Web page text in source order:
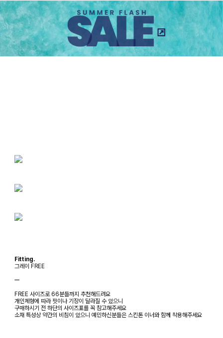
Fitting.
그레이 FREE
ㅡ
FREE 사이즈로 66분들까지 추천해드려요
개인체형에 따라 핏이나 기장이 달라질 수 있으니
구매하시기 전 하단의 사이즈표를 꼭 참고해주세요
소재 특성상 약간의 비침이 있으니 예민하신분들은 스킨톤 이너와 함께 착용해주세요